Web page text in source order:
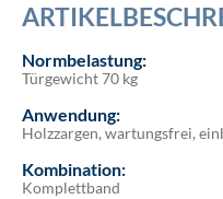
Normbelastung:
Türgewicht 70 kg
Anwendung:
Holzzargen, wartungsfrei,
Kombination:
Komplettband